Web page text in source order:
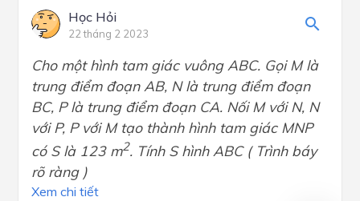
Học Hỏi
22 tháng 2 2023
Cho một hình tam giác vuông ABC. Gọi M là
trung điểm đoạn AB, N là trung điểm đoạn
BC, P là trung điểm đoạn CA. Nối M với N, N
với P, P với M tạo thành hình tam giác MNP
có S là 123 m2. Tính S hình ABC ( Trình báy
rõ ràng )
Xem chi tiết